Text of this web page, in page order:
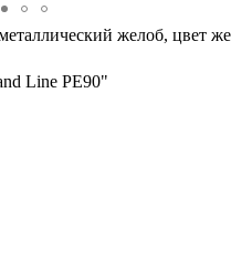
желоб, цвет
Line PE90"